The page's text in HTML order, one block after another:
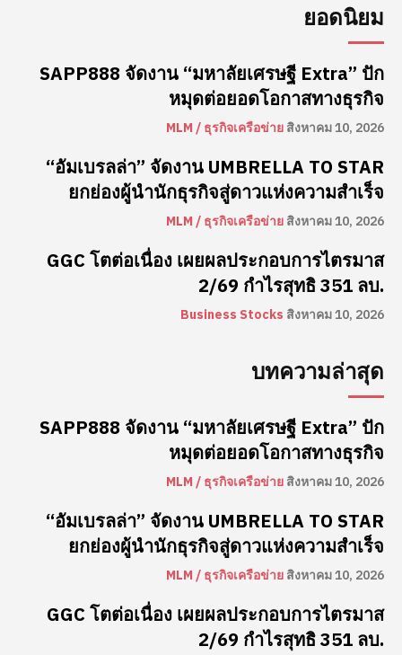
ยอดนิยม
SAPP888 จัดงาน “มหาลัยเศรษฐี Extra” ปัก
หมุดต่อยอดโอกาสทางธุรกิจ
MLM / ธุรกิจเครือข่ายสิงหาคม 10, 2026
“อัมเบรลล่า” จัดงาน UMBRELLA TO STAR
ยกย่องผู้นำนักธุรกิจสู่ดาวแห่งความสำเร็จ
MLM / ธุรกิจเครือข่ายสิงหาคม 10, 2026
GGC โตต่อเนื่อง เผยผลประกอบการไตรมาส
2/69 กำไรสุทธิ 351 ลบ.
Business Stocks สิงหาคม 10, 2026
บทความล่าสุด
SAPP888 จัดงาน “มหาลัยเศรษฐี Extra” ปัก
หมุดต่อยอดโอกาสทางธุรกิจ
MLM / ธุรกิจเครือข่ายสิงหาคม 10, 2026
“อัมเบรลล่า” จัดงาน UMBRELLA TO STAR
ยกย่องผู้นำนักธุรกิจสู่ดาวแห่งความสำเร็จ
MLM / ธุรกิจเครือข่ายสิงหาคม 10, 2026
GGC โตต่อเนื่อง เผยผลประกอบการไตรมาส
2/69 กำไรสุทธิ 351 ลบ.